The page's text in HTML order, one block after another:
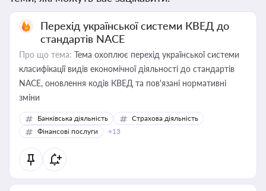
Перехід української системи КВЕД до
стандартів NACE
Про що тема: Тема охоплює перехід української системи
класифікації видів економічної діяльності до стандартів
NACE, оновлення кодів КВЕД та пов'язані нормативні
зміни
Банківська діяльність
Страхова діяльність
Фінансові послуги
+13